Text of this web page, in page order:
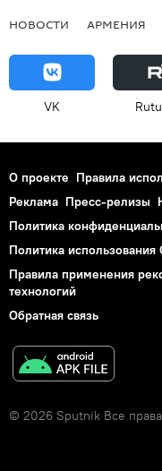
НОВОСТИ АРМЕНИЯ
VK
О проекте Правила
Реклама Пресс-релизы
Политика
Политика использования
Правила применения
технологий
Обратная связь
© 2026 Sputnik Все